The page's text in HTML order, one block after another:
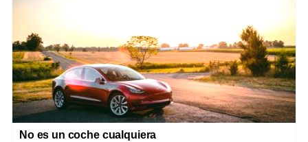
No es un coche cualquiera